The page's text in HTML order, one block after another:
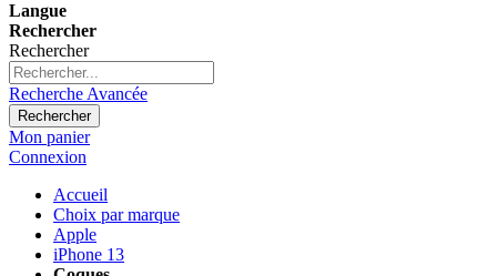
Langue
Rechercher
Rechercher
Recherche Avancée
Rechercher
Mon panier
Connexion
Accueil
Choix par marque
Apple
iPhone 13